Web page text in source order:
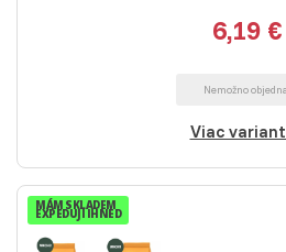
6,19 €
Nemožno
Viac
MÁM SKLADEM
EXPEDUJI IHNED